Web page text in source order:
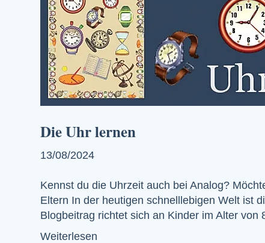
Die Uhr lernen
13/08/2024
Kennst du die Uhrzeit auch bei Analog?
Eltern In der heutigen schnelllebigen Welt ist
Blogbeitrag richtet sich an Kinder im Alter von
Weiterlesen